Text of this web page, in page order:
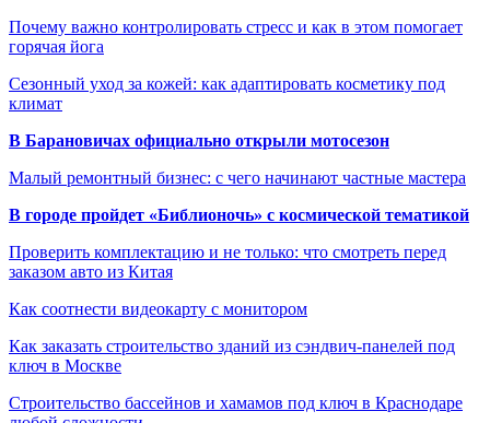
Почему важно контролировать стресс и как в этом помогает
горячая йога
Сезонный уход за кожей: как адаптировать косметику под
климат
В Барановичах официально открыли мотосезон
Малый ремонтный бизнес: с чего начинают частные мастера
В городе пройдет «Библионочь» с космической тематикой
Проверить комплектацию и не только: что смотреть перед
заказом авто из Китая
Как соотнести видеокарту с монитором
Как заказать строительство зданий из сэндвич-панелей под
ключ в Москве
Строительство бассейнов и хамамов под ключ в Краснодаре